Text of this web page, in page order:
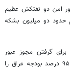
امن دو نفتکش عظیم
حدود دو میلیون بشکه
گرفتن مجوز عبور
کشتی‌های بیشتر از ایران است، زیرا درآمد نفتی حدود ۹۵ درصد بودجه عراق را